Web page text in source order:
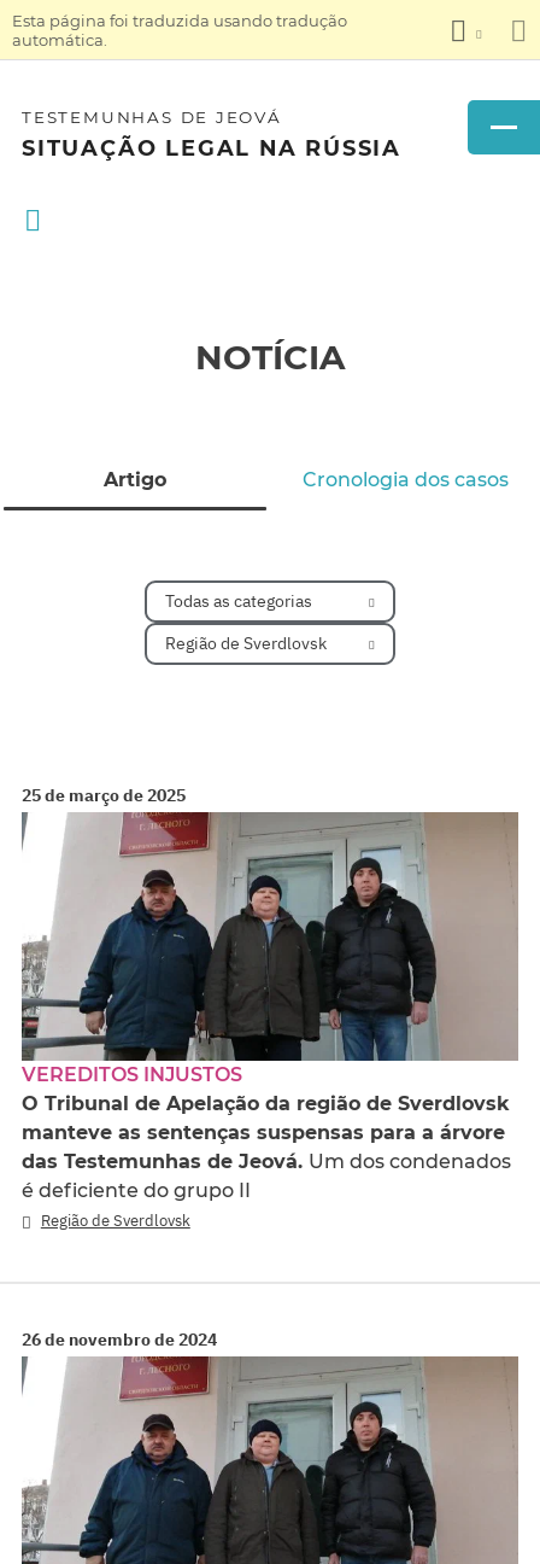
Esta página foi traduzida usando tradução
automática.
TESTEMUNHAS DE JEOVÁ
SITUAÇÃO LEGAL NA RÚSSIA
NOTÍCIA
Artigo Cronologia dos casos
Todas as categorias
Região de Sverdlovsk
25 de março de 2025
VEREDITOS INJUSTOS
O Tribunal de Apelação da região de Sverdlovsk
manteve as sentenças suspensas para a árvore
das Testemunhas de Jeová. Um dos condenados
é deficiente do grupo II
Região de Sverdlovsk
26 de novembro de 2024